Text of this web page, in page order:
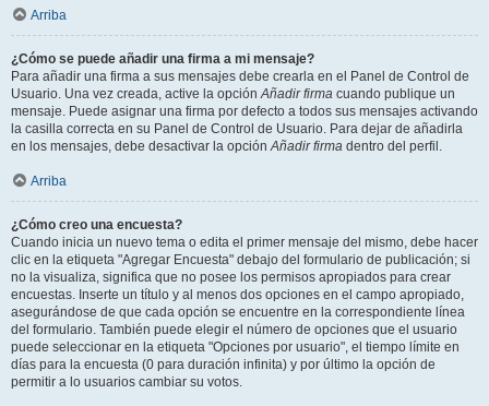
Arriba
¿Cómo se puede añadir una firma a mi mensaje?
Para añadir una firma a sus mensajes debe crearla en el Panel de Control de
Usuario. Una vez creada, active la opciónAñadir firma cuando publique un
mensaje. Puede asignar una firma por defecto a todos sus mensajes activando
la casilla correcta en su Panel de Control de Usuario. Para dejar de añadirla
en los mensajes, debe desactivar la opciónAñadir firma dentro del perfil.
Arriba
¿Cómo creo una encuesta?
Cuando inicia un nuevo tema o edita el primer mensaje del mismo, debe hacer
clic en la etiqueta "Agregar Encuesta" debajo del formulario de publicación; si
no la visualiza, significa que no posee los permisos apropiados para crear
encuestas. Inserte un título y al menos dos opciones en el campo apropiado,
asegurándose de que cada opción se encuentre en la correspondiente línea
del formulario. También puede elegir el número de opciones que el usuario
puede seleccionar en la etiqueta "Opciones por usuario", el tiempo límite en
días para la encuesta (0 para duración infinita) y por último la opción de
permitir a lo usuarios cambiar su votos.